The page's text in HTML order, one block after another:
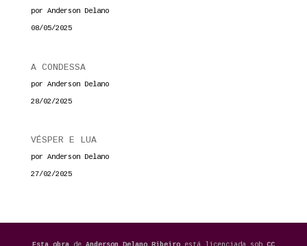
por Anderson Delano
08/05/2025
A CONDESSA
por Anderson Delano
28/02/2025
VÉSPER E LUA
por Anderson Delano
27/02/2025